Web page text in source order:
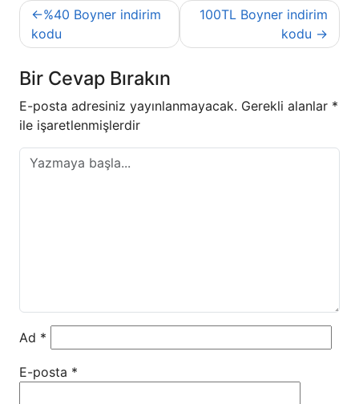
Yazı
gezinmesi
%40 Boyner indirim
kodu
100TL Boyner indirim
kodu
Bir Cevap Bırakın
E-posta adresiniz yayınlanmayacak. Gerekli alanlar *
ile işaretlenmişlerdir
Ad *
E-posta *